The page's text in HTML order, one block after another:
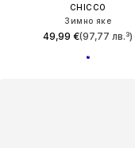
CHICCO
Зимно яке
49,99 €(97,77 лв.³)